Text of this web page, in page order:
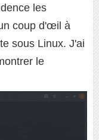
les
coup d'œil à
sous Linux. J'ai
le